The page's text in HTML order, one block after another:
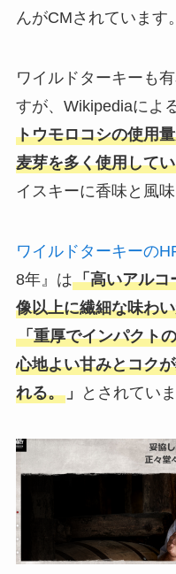
んがCMされています。
ワイルドターキーも
すが、Wikipediaによ
トウモロコシの使用
麦芽を多く使用して
イスキーに香味と風
ワイルドターキーの
8年』は「高いアルコ
像以上に繊細な味わ
「重厚でインパクト
心地よい甘みとコク
れる。」 とされていま